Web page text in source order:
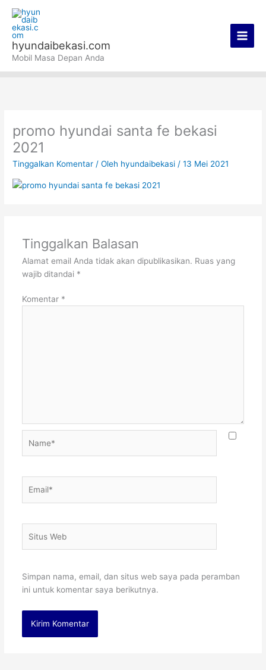
konten
hyundaibekasi.com
Mobil Masa Depan Anda
promo hyundai santa fe bekasi
2021
Tinggalkan Komentar / Oleh hyundaibekasi/13 Mei 2021
Tinggalkan Balasan
Alamat email Anda tidak akan dipublikasikan. Ruas yang
wajib ditandai *
Komentar *
Web
Simpan nama, email, dan situs web saya pada peramban
ini untuk komentar saya berikutnya.